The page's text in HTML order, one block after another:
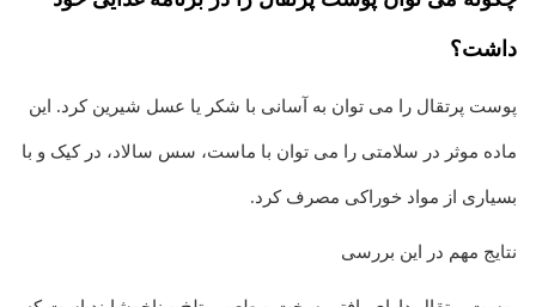
داشت؟
پوست پرتقال را می توان به آسانی با شکر یا عسل شیرین کرد. این
ماده موثر در سلامتی را می توان با ماست، سس سالاد، در کیک و با
بسیاری از مواد خوراکی مصرف کرد.
نتایج مهم در این بررسی